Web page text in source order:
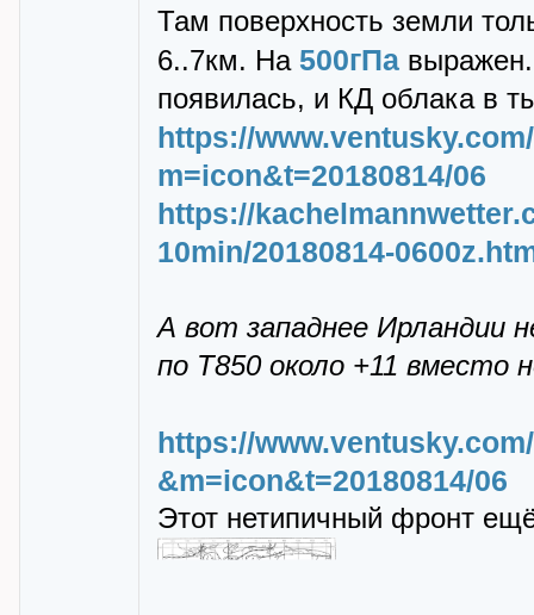
Там повеpхность земли
6..7км. На 500гПа
появилась, и КД облака в
https://
m=icon&t=20180814/06
https://
10min/20180814-
А вот западнее Ирландии
по Т850 около +11 вместо
https://
&m=icon&t=20180814/06
Этот нетипичный фpонт